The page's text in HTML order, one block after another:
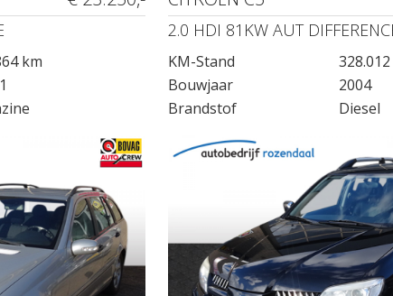
km
2.0 HDI 81KW AUT
KM-Stand
Bouwjaar
2004
Brandstof
Diesel